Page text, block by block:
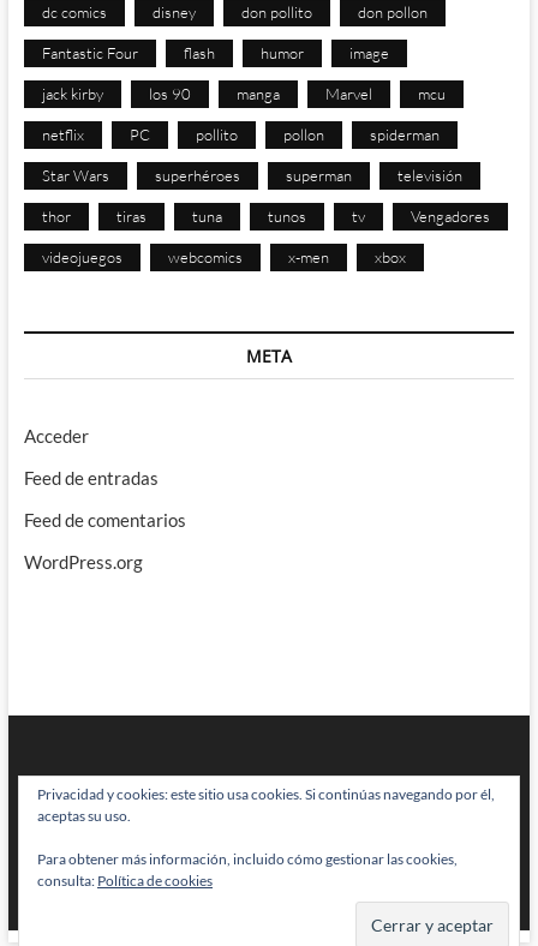
dc comics disney don pollito don pollon
Fantastic Four flash humor image
jack kirby los 90 manga Marvel mcu
netflix PC pollito pollon spiderman
Star Wars superhéroes superman televisión
thor tiras tuna tunos tv Vengadores
videojuegos webcomics x-men xbox
META
Acceder
Feed de entradas
Feed de comentarios
WordPress.org
BRAINSTOMPING| Diseñado por:Theme Freesia|WordPress| © Todos
los derechos reservados
Privacidad y cookies: este sitio usa cookies. Si continúas navegando por él,
aceptas su uso.
Para obtener más información, incluido cómo gestionar las cookies,
consulta: Política de cookies